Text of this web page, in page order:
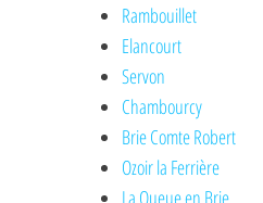
Rambouillet
Elancourt
Servon
Chambourcy
Brie Comte Robert
Ozoir la Ferrière
La Queue en Brie